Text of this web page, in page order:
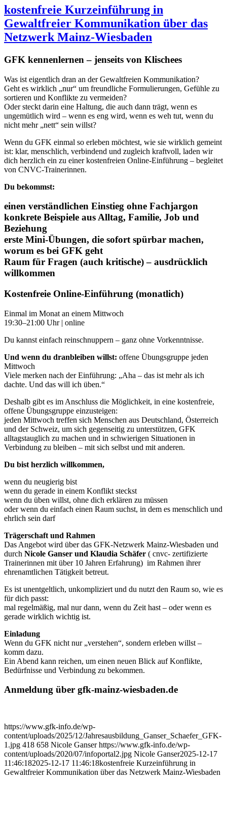
kostenfreie Kurzeinführung in
Gewaltfreier Kommunikation über das
Netzwerk Mainz-Wiesbaden
GFK kennenlernen – jenseits von Klischees
Was ist eigentlich dran an der Gewaltfreien Kommunikation?
Geht es wirklich „nur“ um freundliche Formulierungen, Gefühle zu
sortieren und Konflikte zu vermeiden?
Oder steckt darin eine Haltung, die auch dann trägt, wenn es
ungemütlich wird – wenn es eng wird, wenn es weh tut, wenn du
nicht mehr „nett“ sein willst?
Wenn du GFK einmal so erleben möchtest, wie sie wirklich gemeint
ist: klar, menschlich, verbindend und zugleich kraftvoll, laden wir
dich herzlich ein zu einer kostenfreien Online-Einführung – begleitet
von CNVC-Trainerinnen.
Du bekommst:
einen verständlichen Einstieg ohne Fachjargon
konkrete Beispiele aus Alltag, Familie, Job und
Beziehung
erste Mini-Übungen, die sofort spürbar machen,
worum es bei GFK geht
Raum für Fragen (auch kritische) – ausdrücklich
willkommen
Kostenfreie Online-Einführung (monatlich)
Einmal im Monat an einem Mittwoch
19:30–21:00 Uhr | online
Du kannst einfach reinschnuppern – ganz ohne Vorkenntnisse.
Und wenn du dranbleiben willst: offene Übungsgruppe jeden
Mittwoch
Viele merken nach der Einführung: „Aha – das ist mehr als ich
dachte. Und das will ich üben.“
Deshalb gibt es im Anschluss die Möglichkeit, in eine kostenfreie,
offene Übungsgruppe einzusteigen:
jeden Mittwoch treffen sich Menschen aus Deutschland, Österreich
und der Schweiz, um sich gegenseitig zu unterstützen, GFK
alltagstauglich zu machen und in schwierigen Situationen in
Verbindung zu bleiben – mit sich selbst und mit anderen.
Du bist herzlich willkommen,
wenn du neugierig bist
wenn du gerade in einem Konflikt steckst
wenn du üben willst, ohne dich erklären zu müssen
oder wenn du einfach einen Raum suchst, in dem es menschlich und
ehrlich sein darf
Trägerschaft und Rahmen
Das Angebot wird über das GFK-Netzwerk Mainz-Wiesbaden und
durch Nicole Ganser und Klaudia Schäfer ( cnvc- zertifizierte
Trainerinnen mit über 10 Jahren Erfahrung) im Rahmen ihrer
ehrenamtlichen Tätigkeit betreut.
Es ist unentgeltlich, unkompliziert und du nutzt den Raum so, wie es
für dich passt:
mal regelmäßig, mal nur dann, wenn du Zeit hast – oder wenn es
gerade wirklich wichtig ist.
Einladung
Wenn du GFK nicht nur „verstehen“, sondern erleben willst –
komm dazu.
Ein Abend kann reichen, um einen neuen Blick auf Konflikte,
Bedürfnisse und Verbindung zu bekommen.
Anmeldung über gfk-mainz-wiesbaden.de
https://www.gfk-info.de/wp-
content/uploads/2025/12/Jahresausbildung_Ganser_Schaefer_GFK-
1.jpg 418 658 Nicole Ganser https://www.gfk-info.de/wp-
content/uploads/2020/07/infoportal2.jpg Nicole Ganser2025-12-17
11:46:182025-12-17 11:46:18kostenfreie Kurzeinführung in
Gewaltfreier Kommunikation über das Netzwerk Mainz-Wiesbaden